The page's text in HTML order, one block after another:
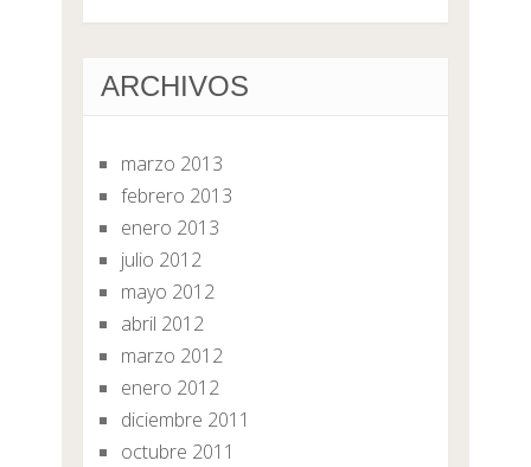
ARCHIVOS
marzo 2013
febrero 2013
enero 2013
julio 2012
mayo 2012
abril 2012
marzo 2012
enero 2012
diciembre 2011
octubre 2011